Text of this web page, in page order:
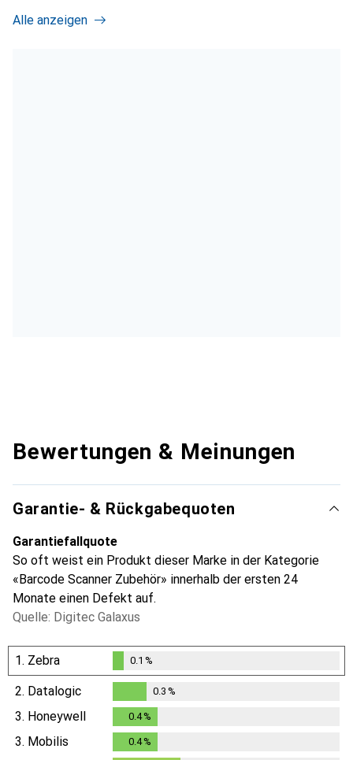
Alle anzeigen
Bewertungen & Meinungen
Garantie- & Rückgabequoten
Garantiefallquote
So oft weist ein Produkt dieser Marke in der Kategorie
«Barcode Scanner Zubehör» innerhalb der ersten 24
Monate einen Defekt auf.
Quelle: Digitec Galaxus
1. Zebra
0.1%
0.1 %
2. Datalogic
0.3%
0.3 %
3. Honeywell 0.4%
3. Mobilis 0.4%